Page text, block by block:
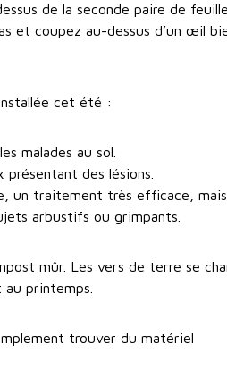
de la seconde paire de
et coupez au-dessus d’un œil
cet été :
malades au sol.
des lésions.
un traitement très efficace,
arbustifs ou grimpants.
mûr. Les vers de terre se
au printemps.
trouver du matériel